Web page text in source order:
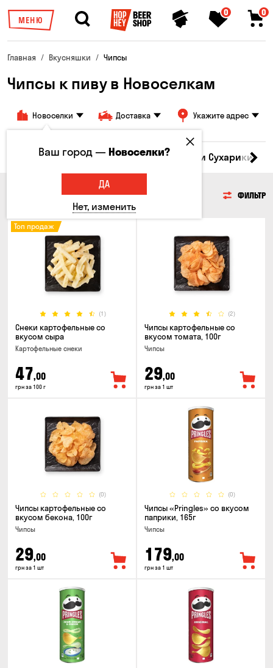
МЕНЮ
0 0
Главная Вкусняшки Чипсы
Чипсы к пиву в Новоселкам
Новоселки Доставка Укажите адрес
Кукуруза Семечки Чипсы Гренки и Сухарики
ФИЛЬТР
(1)
Топ продаж
Снеки картофельные со
вкусом сыра
Картофельные снеки
47,00
грн за 100 г
(2)
Чипсы картофельные со
вкусом томата, 100г
Чипсы
29,00
грн за 1 шт
(0)
Чипсы картофельные со
вкусом бекона, 100г
Чипсы
29,00
грн за 1 шт
(0)
Чипсы «Pringles» со вкусом
паприки, 165г
Чипсы
179,00
грн за 1 шт
Ваш город —Новоселки?
ДА
Нет, изменить